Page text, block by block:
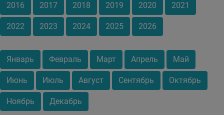
2016 2017 2018 2019 2020 2021
2022 2023 2024 2025 2026
Январь Февраль Март Апрель Май
Июнь Июль Август Сентябрь Октябрь
Ноябрь Декабрь